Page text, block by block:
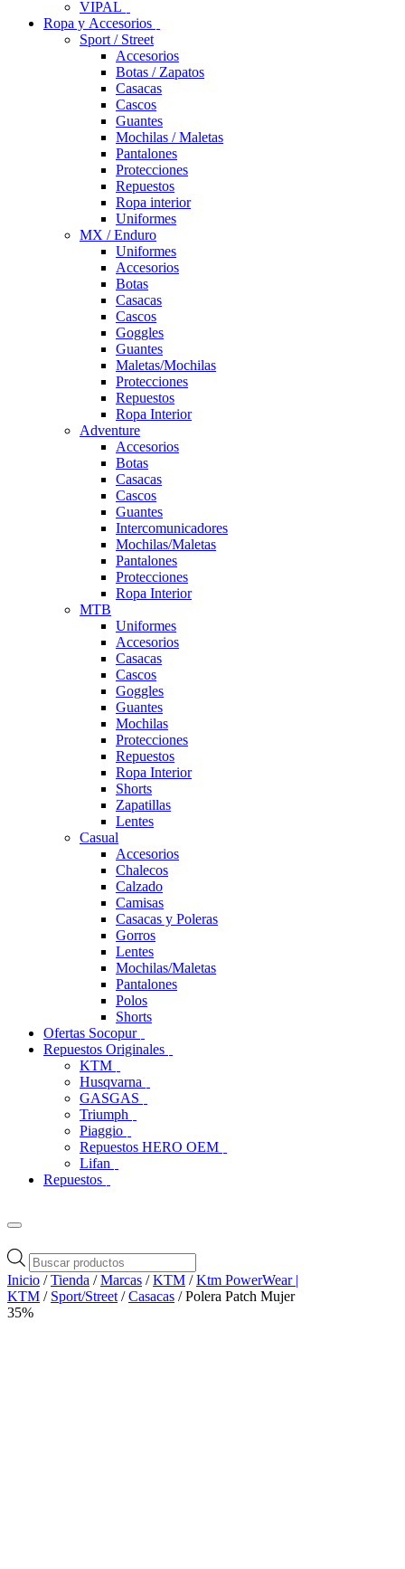
VIPAL
Ropa y Accesorios
Sport / Street
Accesorios
Botas / Zapatos
Casacas
Cascos
Guantes
Mochilas / Maletas
Pantalones
Protecciones
Repuestos
Ropa interior
Uniformes
MX / Enduro
Uniformes
Accesorios
Botas
Casacas
Cascos
Goggles
Guantes
Maletas/Mochilas
Protecciones
Repuestos
Ropa Interior
Adventure
Accesorios
Botas
Casacas
Cascos
Guantes
Intercomunicadores
Mochilas/Maletas
Pantalones
Protecciones
Ropa Interior
MTB
Uniformes
Accesorios
Casacas
Cascos
Goggles
Guantes
Mochilas
Protecciones
Repuestos
Ropa Interior
Shorts
Zapatillas
Lentes
Casual
Accesorios
Chalecos
Calzado
Camisas
Casacas y Poleras
Gorros
Lentes
Mochilas/Maletas
Pantalones
Polos
Shorts
Ofertas Socopur
Repuestos Originales
KTM
Husqvarna
GASGAS
Triumph
Piaggio
Repuestos HERO OEM
Lifan
Repuestos
Búsqueda
de
productos
Inicio /Tienda /Marcas /KTM /Ktm PowerWear |
KTM / Sport/Street /Casacas / Polera Patch Mujer
35%